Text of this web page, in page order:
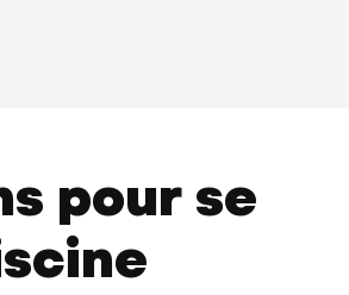
pour se